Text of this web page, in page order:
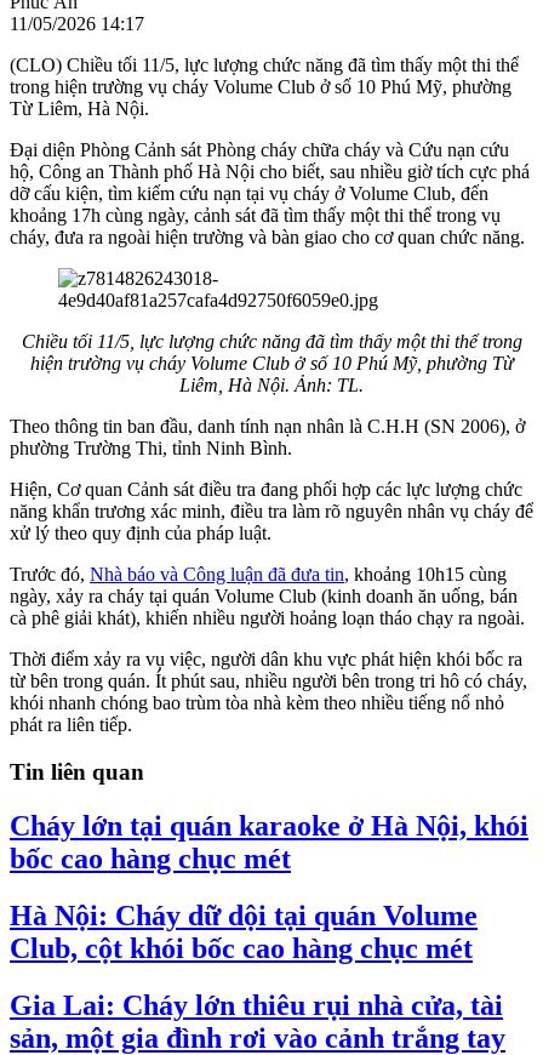
11/05/2026 14:17
(CLO) Chiều tối 11/5, lực lượng chức năng đã tìm thấy một thi thể
trong hiện trường vụ cháy Volume Club ở số 10 Phú Mỹ, phường
Từ Liêm, Hà Nội.
Đại diện Phòng Cảnh sát Phòng cháy chữa cháy và Cứu nạn cứu
hộ, Công an Thành phố Hà Nội cho biết, sau nhiều giờ tích cực phá
dỡ cấu kiện, tìm kiếm cứu nạn tại vụ cháy ở Volume Club, đến
khoảng 17h cùng ngày, cảnh sát đã tìm thấy một thi thể trong vụ
cháy, đưa ra ngoài hiện trường và bàn giao cho cơ quan chức năng.
Chiều tối 11/5, lực lượng chức năng đã tìm thấy một thi thể trong
hiện trường vụ cháy Volume Club ở số 10 Phú Mỹ, phường Từ
Liêm, Hà Nội. Ảnh: TL.
Theo thông tin ban đầu, danh tính nạn nhân là C.H.H (SN 2006), ở
phường Trường Thi, tỉnh Ninh Bình.
Hiện, Cơ quan Cảnh sát điều tra đang phối hợp các lực lượng chức
năng khẩn trương xác minh, điều tra làm rõ nguyên nhân vụ cháy để
xử lý theo quy định của pháp luật.
Trước đó, Nhà báo và Công luận đã đưa tin, khoảng 10h15 cùng
ngày, xảy ra cháy tại quán Volume Club (kinh doanh ăn uống, bán
cà phê giải khát), khiến nhiều người hoảng loạn tháo chạy ra ngoài.
Thời điểm xảy ra vụ việc, người dân khu vực phát hiện khói bốc ra
từ bên trong quán. Ít phút sau, nhiều người bên trong tri hô có cháy,
khói nhanh chóng bao trùm tòa nhà kèm theo nhiều tiếng nổ nhỏ
phát ra liên tiếp.
Tin liên quan
Cháy lớn tại quán karaoke ở Hà Nội, khói
bốc cao hàng chục mét
Hà Nội: Cháy dữ dội tại quán Volume
Club, cột khói bốc cao hàng chục mét
Gia Lai: Cháy lớn thiêu rụi nhà cửa, tài
sản, một gia đình rơi vào cảnh trắng tay